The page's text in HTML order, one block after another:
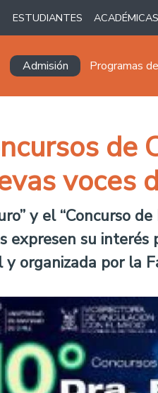
ESTUDIANTES
Navegación principal
Admisión Programas
de
voces
y el “Concurso
expresen su
organizada por la